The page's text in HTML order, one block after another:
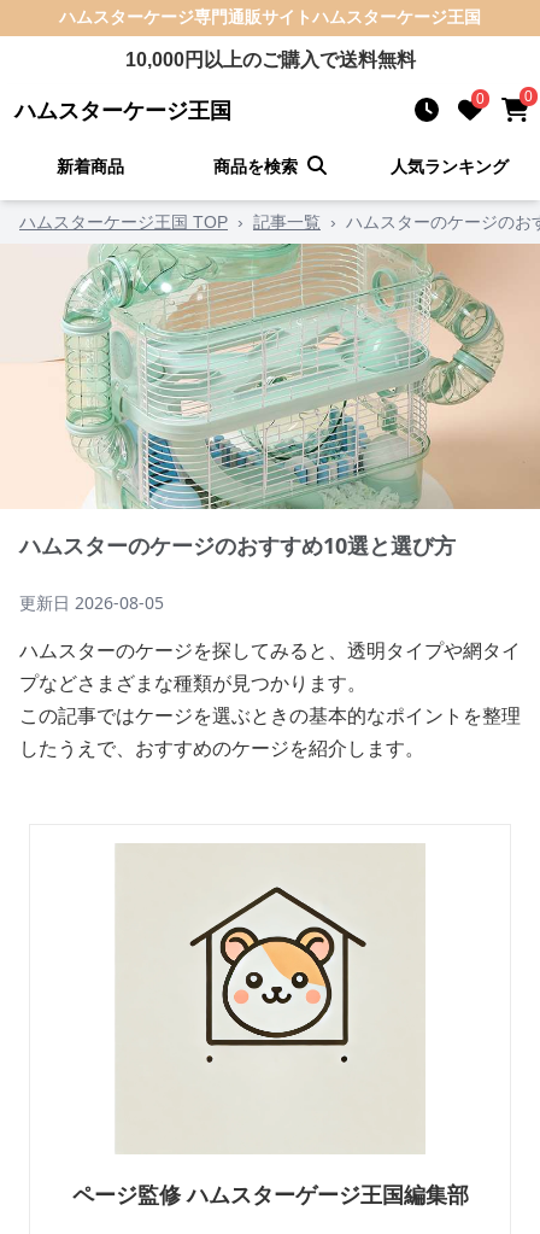
ハムスターケージ専門通販サイトハムスターケージ王国
10,000円以上のご購入で送料無料
ハムスターケージ王国 0 0
新着商品 商品を検索 人気ランキング
ハムスターケージ王国 TOP › 記事一覧 › ハムスターのケージのお
ハムスターのケージのおすすめ10選と選び方
更新日 2026-08-05
ハムスターのケージを探してみると、透明タイプや網タイ
プなどさまざまな種類が見つかります。
この記事ではケージを選ぶときの基本的なポイントを整理
したうえで、おすすめのケージを紹介します。
ページ監修 ハムスターゲージ王国編集部